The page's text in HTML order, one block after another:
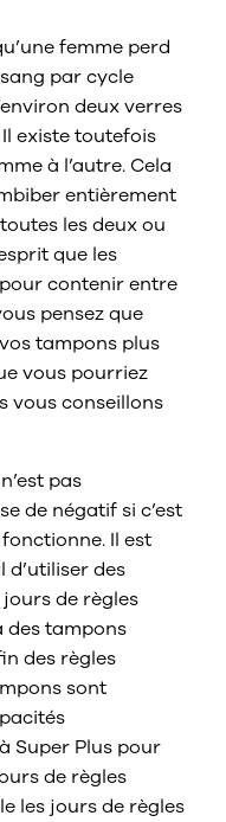
femme perd
par cycle
deux verres
existe toutefois
à l’autre. Cela
entièrement
les deux ou
que les
contenir entre
pensez que
tampons plus
vous pourriez
vous conseillons
pas
de négatif si c’est
Il est
des
de règles
des tampons
des règles
sont
Super Plus pour
de règles
les jours de règles